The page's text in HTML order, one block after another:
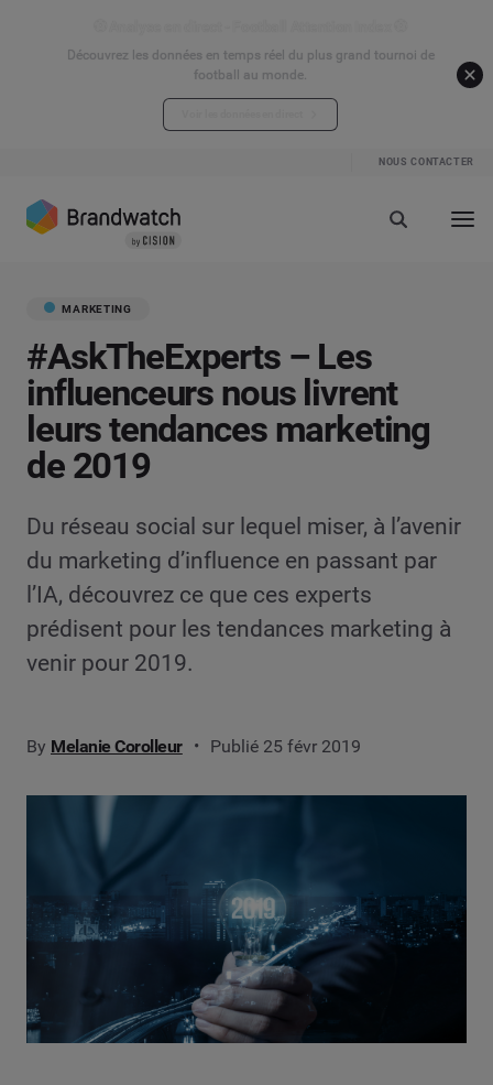
Découvrez les données en temps réel du plus grand tournoi de
football au monde.
NOUS CONTACTER
MARKETING
#AskTheExperts – Les
influenceurs nous livrent
leurs tendances marketing
de 2019
Du réseau social sur lequel miser, à l’avenir
du marketing d’influence en passant par
l’IA, découvrez ce que ces experts
prédisent pour les tendances marketing à
venir pour 2019.
By Melanie Corolleur Publié 25 févr 2019